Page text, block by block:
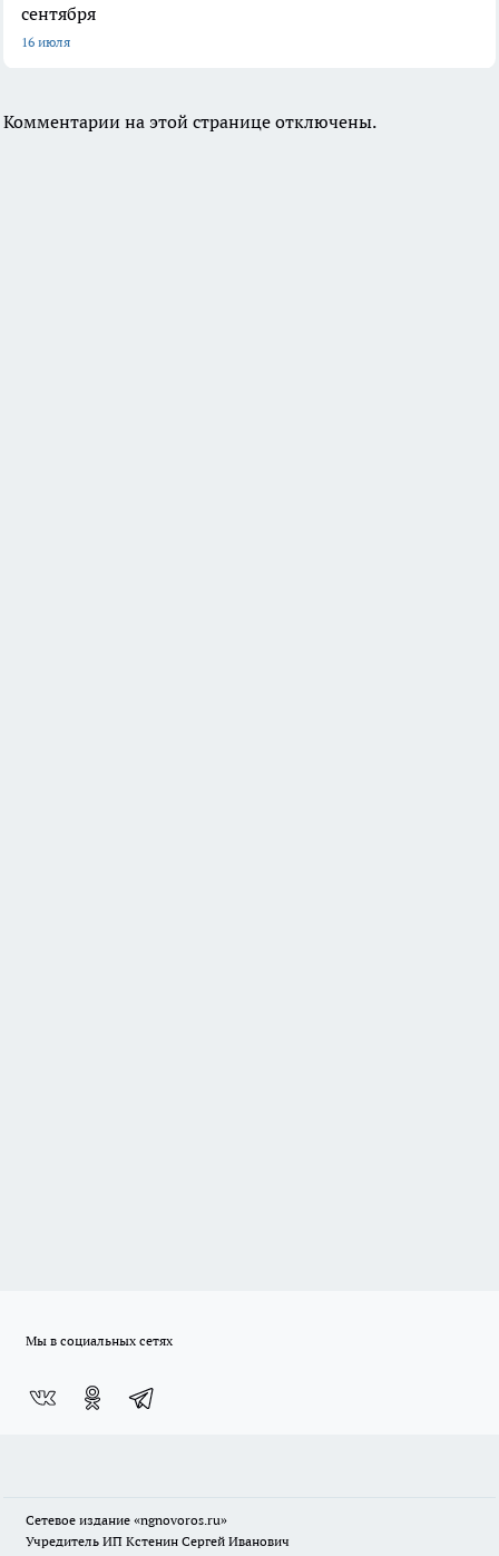
сентября
16 июля
Комментарии на этой странице отключены.
Мы в социальных сетях
Сетевое издание «ngnovoros.ru»
Учредитель ИП Кстенин Сергей Иванович